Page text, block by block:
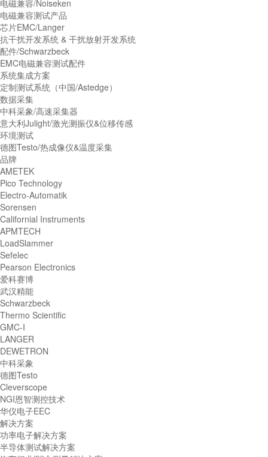
电磁兼容/Noiseken
电磁兼容测试产品
芯片EMC/Langer
抗干扰开发系统 & 干扰放射开发系统
配件/Schwarzbeck
EMC电磁兼容测试配件
系统集成方案
定制测试系统（中国/Astedge）
数据采集
中科采象/高速采集器
意大利Julight/激光测振仪&位移传感
环境测试
德图Testo/热成像仪&温度采集
品牌
AMETEK
Pico Technology
Electro-Automatik
Sorensen
Californial Instruments
APMTECH
LoadSlammer
Sefelec
Pearson Electronics
爱科赛博
武汉精能
Schwarzbeck
Thermo Scientific
GMC-I
LANGER
DEWETRON
中科采象
德图Testo
Cleverscope
NGI恩智测控技术
华仪电子EEC
解决方案
功率电子解决方案
半导体测试解决方案